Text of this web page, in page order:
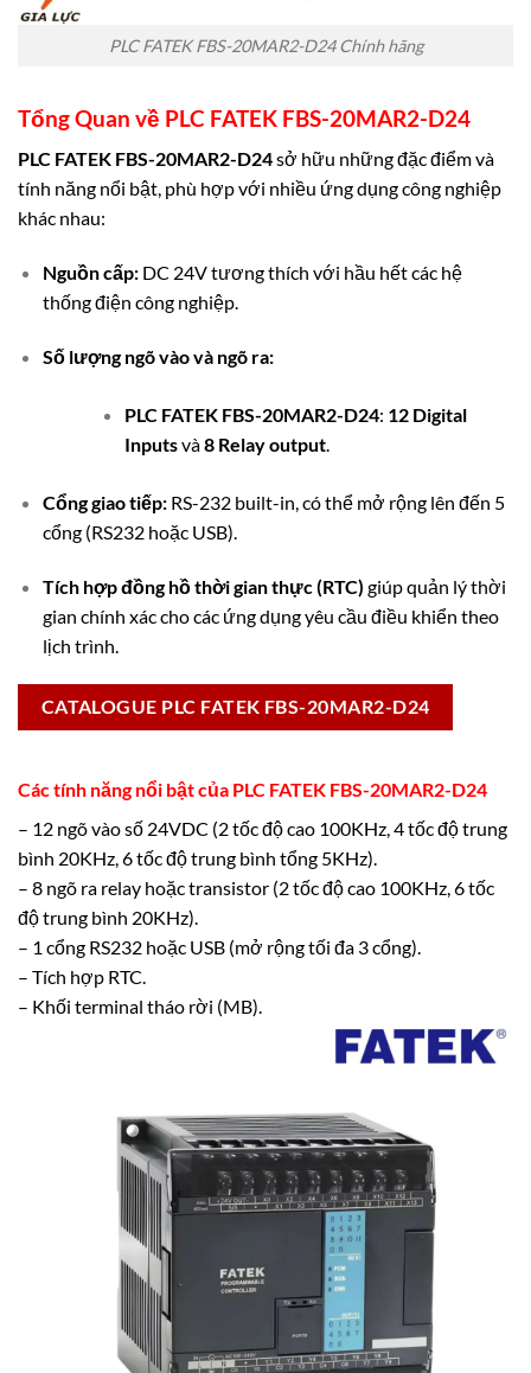
PLC FATEK FBS-20MAR2-D24 Chính hãng
Tổng Quan về PLC FATEK FBS-20MAR2-D24
PLC FATEK FBS-20MAR2-D24sở hữu những đặc điểm và
tính năng nổi bật, phù hợp với nhiều ứng dụng công nghiệp
khác nhau:
Nguồn cấp:DC 24V tương thích với hầu hết các hệ
thống điện công nghiệp.
Số lượng ngõ vào và ngõ ra:
PLC FATEK FBS-20MAR2-D24: 12 Digital
Inputsvà8 Relay output.
Cổng giao tiếp:RS-232 built-in, có thể mở rộng lên đến 5
cổng (RS232 hoặc USB).
Tích hợp đồng hồ thời gian thực (RTC) giúp quản lý thời
gian chính xác cho các ứng dụng yêu cầu điều khiển theo
lịch trình.
CATALOGUE PLC FATEK FBS-20MAR2-D24
Các tính năng nổi bật của PLC FATEK FBS-20MAR2-D24
– 12 ngõ vào số 24VDC (2 tốc độ cao 100KHz, 4 tốc độ trung
bình 20KHz, 6 tốc độ trung bình tổng 5KHz).
– 8 ngõ ra relay hoặc transistor (2 tốc độ cao 100KHz, 6 tốc
độ trung bình 20KHz).
– 1 cổng RS232 hoặc USB (mở rộng tối đa 3 cổng).
– Tích hợp RTC.
– Khối terminal tháo rời (MB).